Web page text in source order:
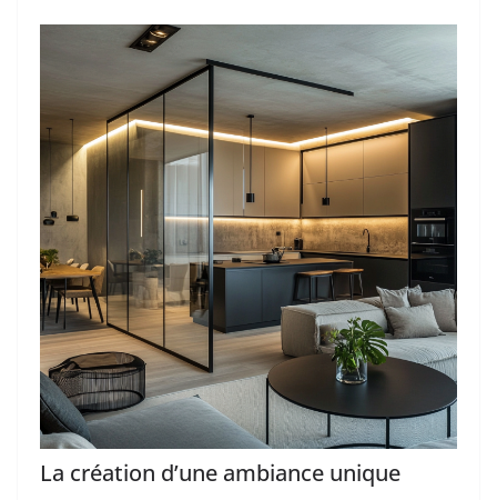
La création d’une ambiance unique